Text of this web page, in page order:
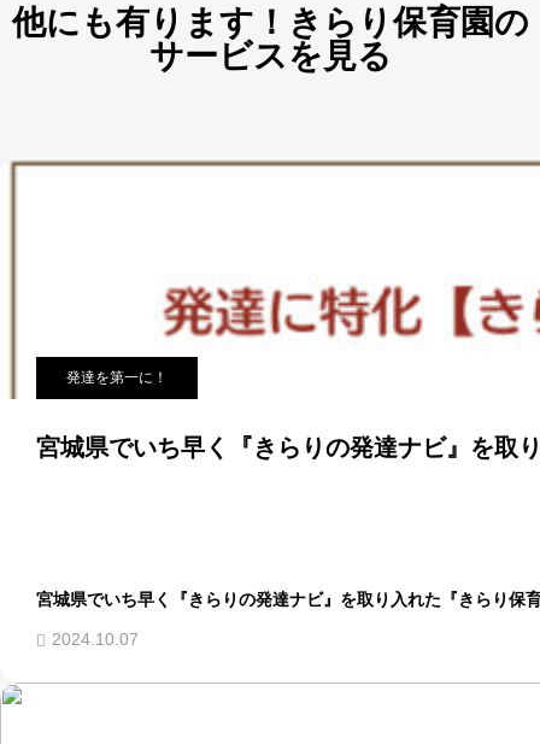
他にも有ります！きらり保育園の
サービスを見る
発達を第一に！
宮城県でいち早く『きらりの発達ナビ』を取
宮城県でいち早く『きらりの発達ナビ』を取り入れた『きらり保
2024.10.07